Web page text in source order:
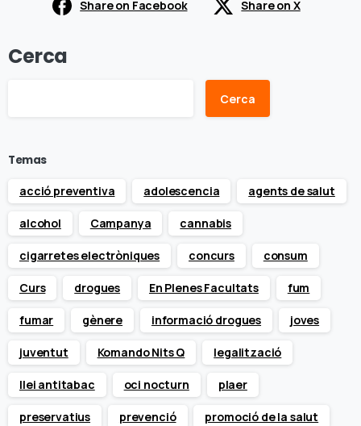
Share on Facebook Share on X
Cerca
Cerca
Temas
acció preventiva
adolescencia agents de salut
alcohol Campanya cannabis
cigarretes electròniques concurs consum
Curs drogues En Plenes Facultats fum
fumar gènere informació drogues joves
juventut Komando Nits Q legalització
llei antitabac oci nocturn plaer
preservatius prevenció promoció de la salut